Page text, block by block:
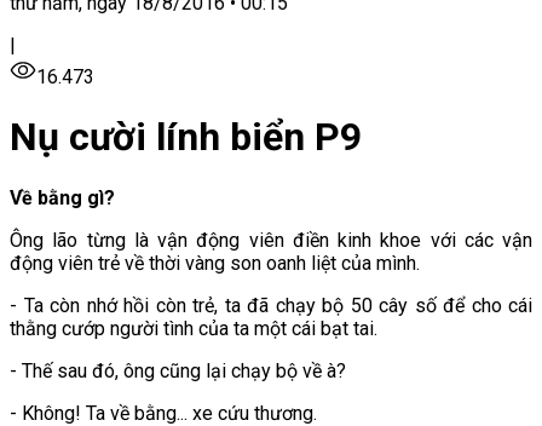
|
16.473
Nụ cười lính biển P9
Về bằng gì?
Ông lão từng là vận động viên điền kinh khoe với các vận
động viên trẻ về thời vàng son oanh liệt của mình.
- Ta còn nhớ hồi còn trẻ, ta đã chạy bộ 50 cây số để cho cái
thằng cướp người tình của ta một cái bạt tai.
- Thế sau đó, ông cũng lại chạy bộ về à?
- Không! Ta về bằng... xe cứu thương.